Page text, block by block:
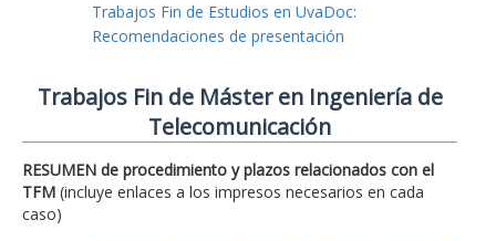
Trabajos Fin de Estudios en UvaDoc:
Recomendaciones de presentación
Trabajos Fin de Máster en Ingeniería de
Telecomunicación
RESUMEN de procedimiento y plazos relacionados con el
TFM (incluye enlaces a los impresos necesarios en cada
caso)